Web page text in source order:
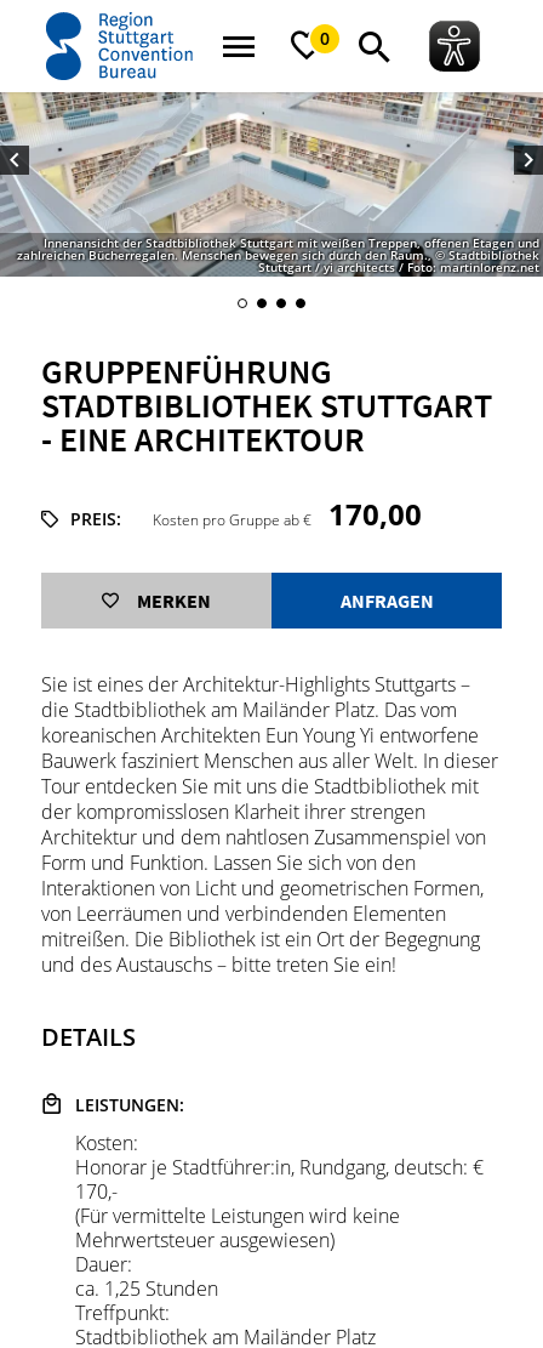
0
Startseite Gruppenführung Stadtbibliothek Stuttgart - eine ArchitekTOUR
Innenansicht der Stadtbibliothek Stuttgart mit weißen Treppen, offenen Etagen und
zahlreichen Bücherregalen. Menschen bewegen sich durch den Raum., © Stadtbibliothek
Stuttgart / yi architects / Foto: martinlorenz.net
GRUPPENFÜHRUNG
STADTBIBLIOTHEK STUTTGART
- EINE ARCHITEKTOUR
PREIS: Kosten pro Gruppe ab € 170,00
MERKEN ANFRAGEN
Sie ist eines der Architektur-Highlights Stuttgarts –
die Stadtbibliothek am Mailänder Platz. Das vom
koreanischen Architekten Eun Young Yi entworfene
Bauwerk fasziniert Menschen aus aller Welt. In dieser
Tour entdecken Sie mit uns die Stadtbibliothek mit
der kompromisslosen Klarheit ihrer strengen
Architektur und dem nahtlosen Zusammenspiel von
Form und Funktion. Lassen Sie sich von den
Interaktionen von Licht und geometrischen Formen,
von Leerräumen und verbindenden Elementen
mitreißen. Die Bibliothek ist ein Ort der Begegnung
und des Austauschs – bitte treten Sie ein!
DETAILS
LEISTUNGEN:
Kosten:
Honorar je Stadtführer:in, Rundgang, deutsch: €
170,-
(Für vermittelte Leistungen wird keine
Mehrwertsteuer ausgewiesen)
Dauer:
ca. 1,25 Stunden
Treffpunkt:
Stadtbibliothek am Mailänder Platz